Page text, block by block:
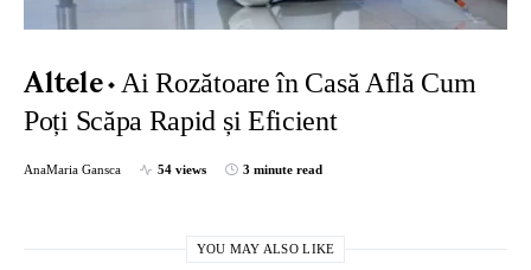
Altele
Ai Rozătoare în Casă Află Cum
Poți Scăpa Rapid și Eficient
AnaMaria Gansca 54 views 3 minute read
YOU MAY ALSO LIKE